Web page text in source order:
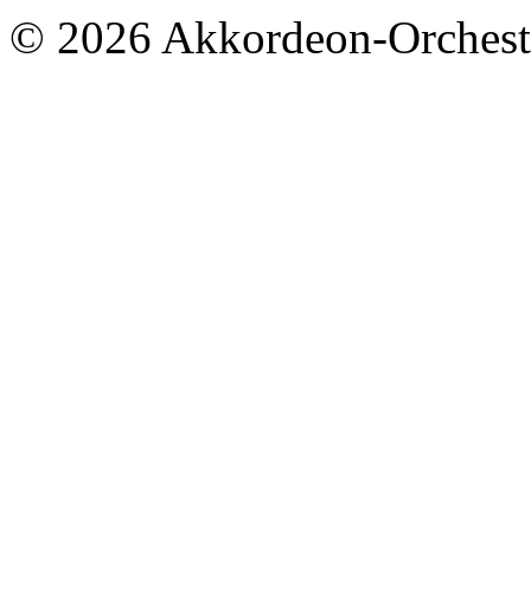
© 2026 Akkordeon-